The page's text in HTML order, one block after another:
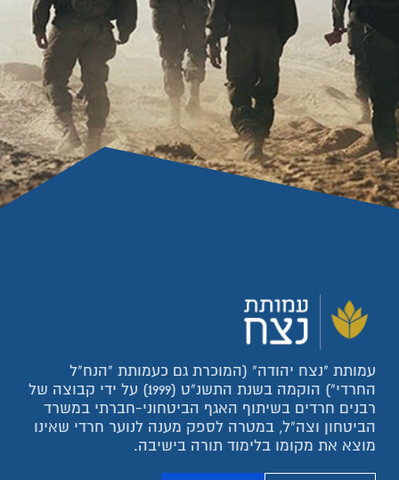
עמותת "נצח יהודה" (המוכרת גם כעמותת "הנח"ל
החרדי") הוקמה בשנת התשנ"ט (1999) על ידי קבוצה של
רבנים חרדים בשיתוף האגף הביטחוני-חברתי במשרד
הביטחון וצה"ל, במטרה לספק מענה לנוער חרדי שאינו
מוצא את מקומו בלימוד תורה בישיבה.